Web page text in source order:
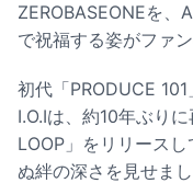
ZEROBASEONEを、
で祝福する姿がファ
初代「PRODUCE
I.O.Iは、約10年ぶり
LOOP」をリリース
ぬ絆の深さを見せま